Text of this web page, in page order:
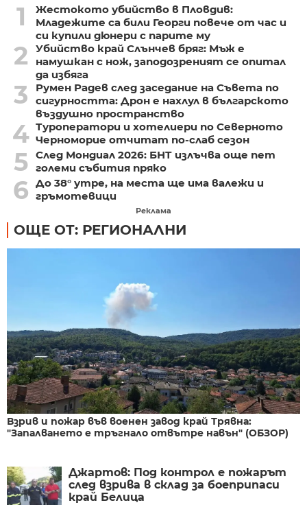
1
Жестокото убийство в Пловдив:
Младежите са били Георги повече от час и
си купили дюнери с парите му
2
Убийство край Слънчев бряг: Мъж е
намушкан с нож, заподозреният се опитал
да избяга
3
Румен Радев след заседание на Съвета по
сигурността: Дрон е нахлул в българското
въздушно пространство
4 Туроператори и хотелиери по Северното
Черноморие отчитат по-слаб сезон
5 След Мондиал 2026: БНТ излъчва още пет
големи събития пряко
6 До 38° утре, на места ще има валежи и
гръмотевици
Реклама
ОЩЕ ОТ: РЕГИОНАЛНИ
Взрив и пожар във военен завод край Трявна:
"Запалването е тръгнало отвътре навън" (ОБЗОР)
Джартов: Под контрол е пожарът
след взрива в склад за боеприпаси
край Белица